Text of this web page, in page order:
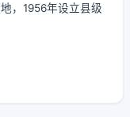
，1956年设立县级